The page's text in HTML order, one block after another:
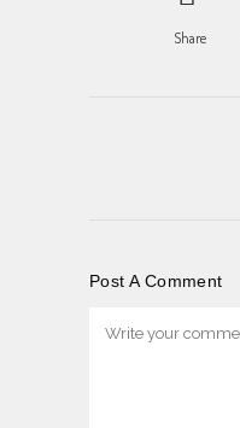
Share
Post A Comment